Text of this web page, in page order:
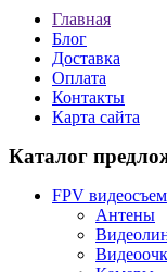
Главная
Блог
Доставка
Оплата
Контакты
Карта сайта
Каталог
FPV
Антены